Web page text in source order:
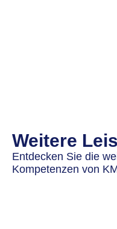
Weitere
Entdecken Sie die
Kompetenzen von